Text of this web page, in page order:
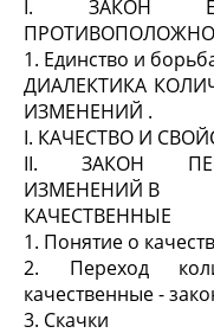
I. ЗАКОН
1. Единство и
ДИАЛЕКТИКА
ИЗМЕНЕНИЙ .
I. КАЧЕСТВО И
II. ЗАКОН
ИЗМЕНЕНИЙ В
КАЧЕСТВЕННЫЕ
1. Понятие о
2. Переход
качественные -
3. Скачки